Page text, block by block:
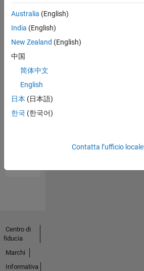
No
Australia (English)
India (English)
New Zealand (English)
中国
简体中文
English
日本 (日本語)
한국 (한국어)
Contatta l’ufficio locale
Centro di
fiducia
Marchi
Informativa